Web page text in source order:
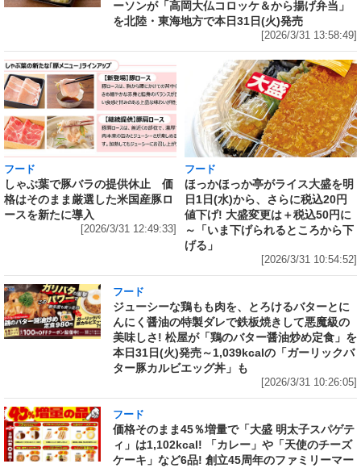
ーソンが「高岡大仏コロッケ＆から揚げ弁当」
を北陸・東海地方で本日31日(火)発売
[2026/3/31 13:58:49]
フード
しゃぶ葉で豚バラの提供休止 価
格はそのまま厳選した米国産豚ロ
ースを新たに導入
[2026/3/31 12:49:33]
フード
ほっかほっか亭がライス大盛を明
日1日(水)から、さらに税込20円
値下げ! 大盛変更は＋税込50円に
～「いま下げられるところから下
げる」
[2026/3/31 10:54:52]
フード
ジューシーな鶏もも肉を、とろけるバターとに
んにく醤油の特製ダレで鉄板焼きして悪魔級の
美味しさ! 松屋が「鶏のバター醤油炒め定食」を
本日31日(火)発売～1,039kcalの「ガーリックバ
ター豚カルビエッグ丼」も
[2026/3/31 10:26:05]
フード
価格そのまま45％増量で「大盛 明太子スパゲテ
ィ」は1,102kcal! 「カレー」や「天使のチーズ
ケーキ」など6品! 創立45周年のファミリーマー